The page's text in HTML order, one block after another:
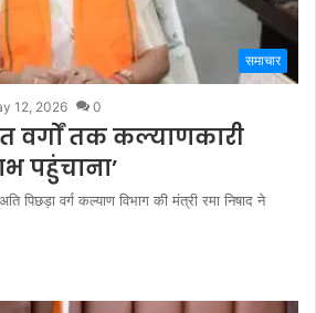
समाचार
12, 2026 0
वर्गों तक कल्याणकारी
पहुंचाना’
पिछड़ा वर्ग कल्याण विभाग की मंत्री रमा निषाद ने